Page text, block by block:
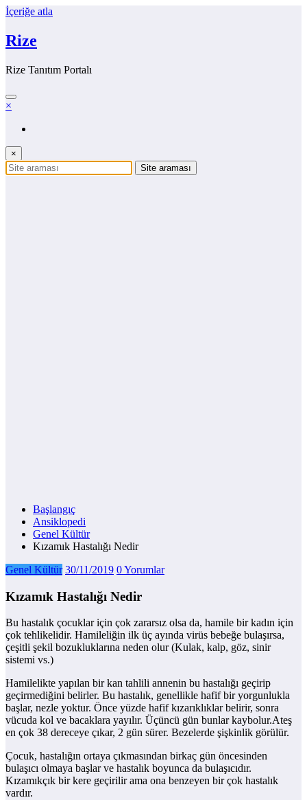
İçeriğe atla
Rize
Rize Tanıtım Portalı
×
×
Başlangıç
Ansiklopedi
Genel Kültür
Kızamık Hastalığı Nedir
Genel Kültür 30/11/2019 0 Yorumlar
Kızamık Hastalığı Nedir
Bu hastalık çocuklar için çok zararsız olsa da, hamile bir kadın için
çok tehlikelidir. Hamileliğin ilk üç ayında virüs bebeğe bulaşırsa,
çeşitli şekil bozukluklarına neden olur (Kulak, kalp, göz, sinir
sistemi vs.)
Hamilelikte yapılan bir kan tahlili annenin bu hastalığı geçirip
geçirmediğini belirler. Bu hastalık, genellikle hafif bir yorgunlukla
başlar, nezle yoktur. Önce yüzde hafif kızarıklıklar belirir, sonra
vücuda kol ve bacaklara yayılır. Üçüncü gün bunlar kaybolur.Ateş
en çok 38 dereceye çıkar, 2 gün sürer. Bezelerde şişkinlik görülür.
Çocuk, hastalığın ortaya çıkmasından birkaç gün öncesinden
bulaşıcı olmaya başlar ve hastalık boyunca da bulaşıcıdır.
Kızamıkçık bir kere geçirilir ama ona benzeyen bir çok hastalık
vardır.